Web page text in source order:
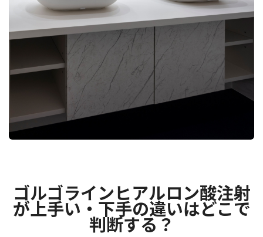
ゴルゴラインヒアルロン酸注射
が上手い・下手の違いはどこで
判断する？